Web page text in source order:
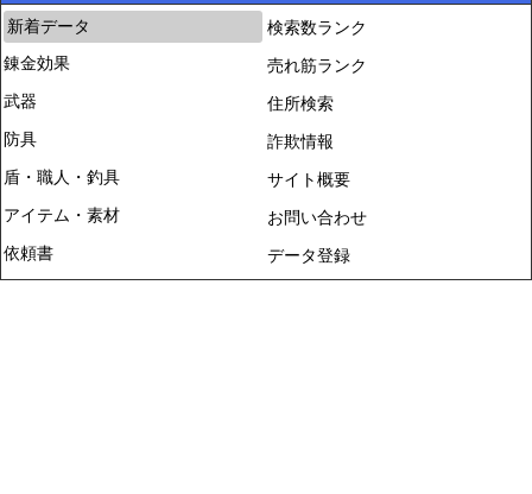
新着データ
錬金効果
武器
防具
盾・職人・釣具
アイテム・素材
依頼書
検索数ランク
売れ筋ランク
住所検索
詐欺情報
サイト概要
お問い合わせ
データ登録